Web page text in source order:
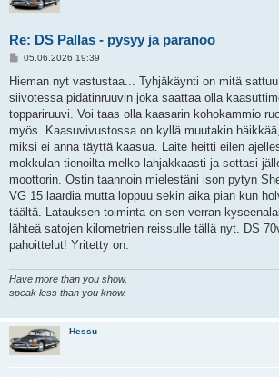
Re: DS Pallas - pysyy ja paranoo
V
e
t
i
05.06.2026 19:39
Hieman nyt vastustaa... Tyhjäkäynti on mitä
siivotessa pidätinruuvin joka saattaa olla
toppariruuvi. Voi taas olla kaasarin kohokammio
myös. Kaasuvivustossa on kyllä muutakin
miksi ei anna täyttä kaasua. Laite heitti eilen
mokkulan tienoilta melko lahjakkaasti ja sottasi
moottorin. Ostin taannoin mielestäni ison pytyn
VG 15 laardia mutta loppuu sekin aika pian kun
täältä. Latauksen toiminta on sen verran
lähteä satojen kilometrien reissulle tällä nyt. DS
pahoittelut! Yritetty on.
Have more than you show,
speak less than you know.
Hessu